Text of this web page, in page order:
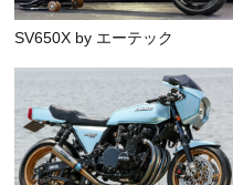
SV650X by エーテック